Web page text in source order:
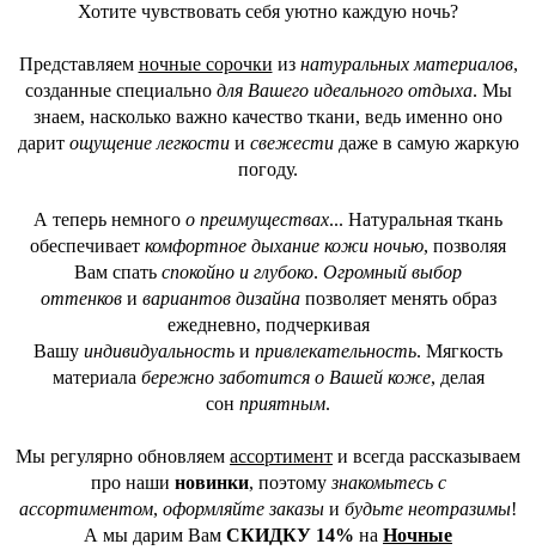
Хотите чувствовать себя уютно каждую ночь?
Представляем ночные сорочки из натуральных материалов,
созданные специально для Вашего идеального отдыха. Мы
знаем, насколько важно качество ткани, ведь именно оно
дарит ощущение легкостии свежестидаже в самую жаркую
погоду.
А теперь немного о преимуществах... Натуральная ткань
обеспечивает комфортное дыхание кожи ночью, позволяя
Вам спать спокойно и глубоко. Огромный выбор
оттенкови вариантов дизайнапозволяет менять образ
ежедневно, подчеркивая
Вашу индивидуальность и привлекательность. Мягкость
материала бережно заботится о Вашей коже, делая
сон приятным.
Мы регулярно обновляем ассортимент и всегда рассказываем
про наши новинки, поэтомузнакомьтесь с
ассортиментом, оформляйте заказы и будьте неотразимы!
А мы дарим Вам СКИДКУ 14% на Ночные